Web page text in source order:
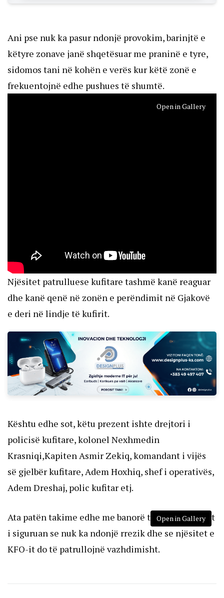
Ani pse nuk ka pasur ndonjë provokim, barinjtë e
këtyre zonave janë shqetësuar me praninë e tyre,
sidomos tani në kohën e verës kur këtë zonë e
frekuentojnë edhe pushues të shumtë.
Open in Gallery
Njësitet patrulluese kufitare tashmë kanë reaguar
dhe kanë qenë në zonën e perëndimit në Gjakovë
e deri në lindje të kufirit.
Kështu edhe sot, këtu prezent ishte drejtori i
policisë kufitare, kolonel Nexhmedin
Krasniqi,Kapiten Asmir Zekiq, komandant i vijës
së gjelbër kufitare, Adem Hoxhiq, shef i operativës,
Adem Dreshaj, polic kufitar etj.
Open in Gallery
Ata patën takime edhe me banorë të zonës, të cilët
i siguruan se nuk ka ndonjë rrezik dhe se njësitet e
KFO-it do të patrullojnë vazhdimisht.